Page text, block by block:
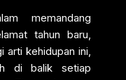
memandang
tahun baru,
arti kehidupan ini,
di balik setiap